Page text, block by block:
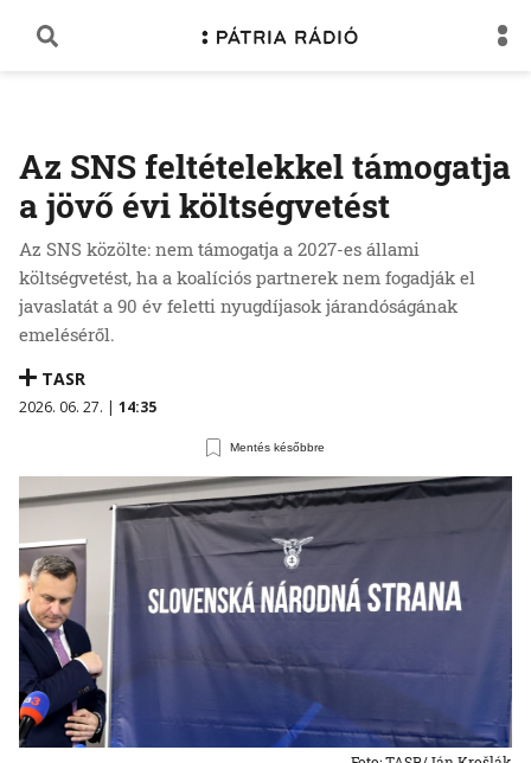
Az SNS feltételekkel támogatja
a jövő évi költségvetést
Az SNS közölte: nem támogatja a 2027-es állami
költségvetést, ha a koalíciós partnerek nem fogadják el
javaslatát a 90 év feletti nyugdíjasok járandóságának
emeléséről.
TASR
2026. 06. 27. | 14:35
Mentés későbbre